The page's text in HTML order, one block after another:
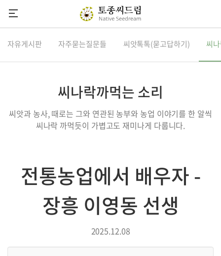
씨앗마당
다음카페
회원가입
자유게시판 자주묻는질문들 씨앗톡톡(묻고답하기) 씨
씨나락까먹는 소리
씨앗과 농사, 때로는 그와 연관된 농부와 농업 이야기를 한 알씩
씨나락 까먹듯이 가볍고도 재미나게 다룹니다.
전통농업에서 배우자 -
장흥 이영동 선생
2025.12.08